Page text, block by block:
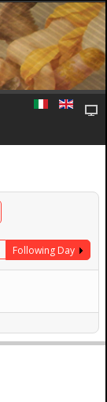
Following Day